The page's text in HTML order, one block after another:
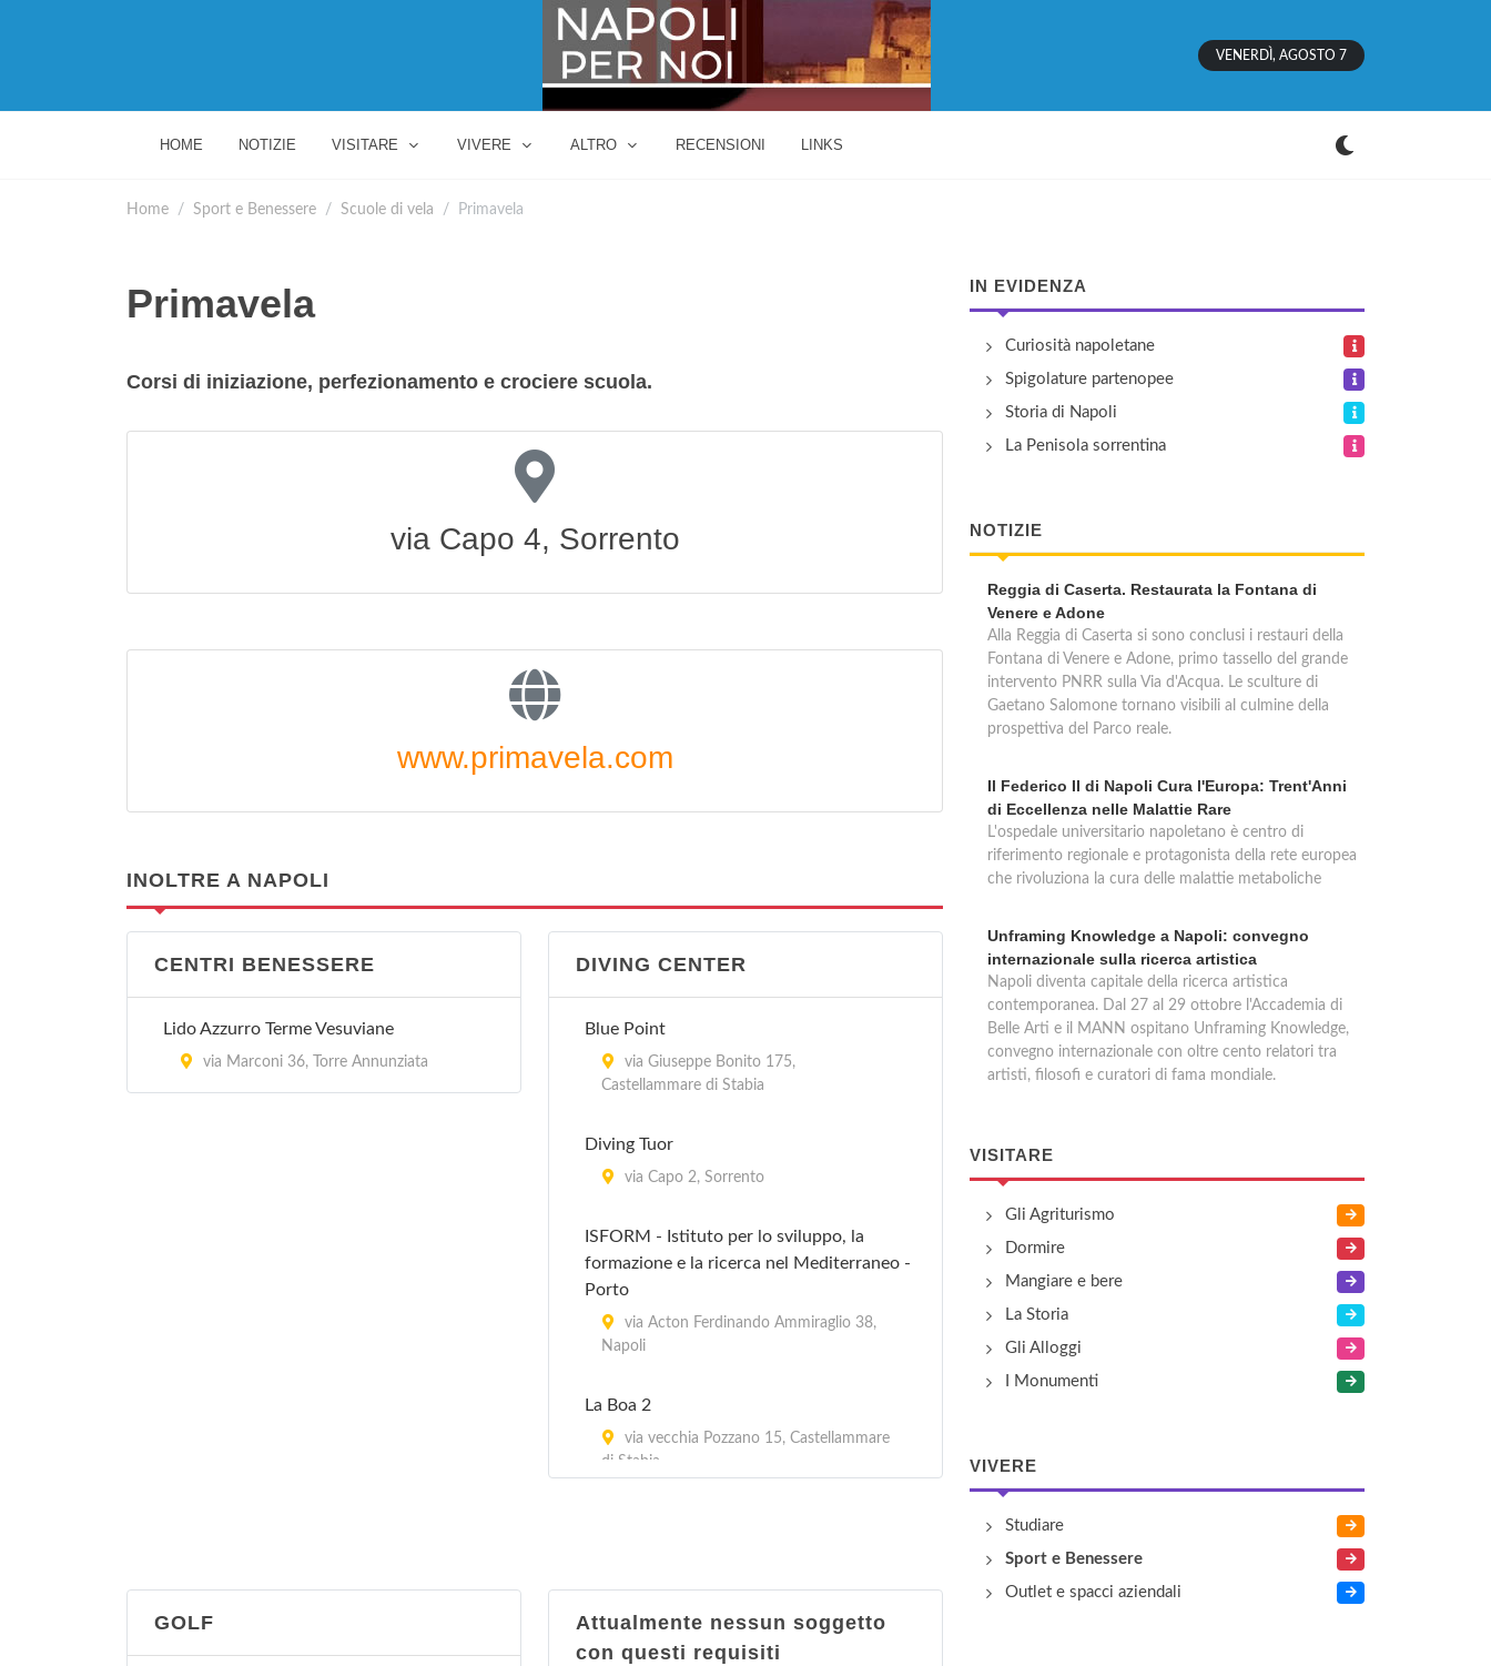
VENERDÌ, AGOSTO 7
HOME NOTIZIE VISITARE VIVERE ALTRO RECENSIONI LINKS
Home Sport e Benessere Scuole di vela Primavela
Primavela
Corsi di iniziazione, perfezionamento e crociere scuola.
via Capo 4, Sorrento
www.primavela.com
INOLTRE A NAPOLI
CENTRI BENESSERE
Lido Azzurro Terme Vesuviane
via Marconi 36, Torre Annunziata
DIVING CENTER
Blue Point
via Giuseppe Bonito 175,
Castellammare di Stabia
Diving Tuor
via Capo 2, Sorrento
ISFORM - Istituto per lo sviluppo, la
formazione e la ricerca nel Mediterraneo -
Porto
via Acton Ferdinando Ammiraglio 38,
Napoli
La Boa 2
via vecchia Pozzano 15, Castellammare
di Stabia
Sesto Continente
via Giuseppe Bonito 211,
GOLF
Attualmente nessun soggetto
con questi requisiti
IN EVIDENZA
Curiosità napoletane
Spigolature partenopee
Storia di Napoli
La Penisola sorrentina
NOTIZIE
Reggia di Caserta. Restaurata la Fontana di
Venere e Adone
Alla Reggia di Caserta si sono conclusi i restauri della
Fontana di Venere e Adone, primo tassello del grande
intervento PNRR sulla Via d'Acqua. Le sculture di
Gaetano Salomone tornano visibili al culmine della
prospettiva del Parco reale.
Il Federico II di Napoli Cura l'Europa: Trent'Anni
di Eccellenza nelle Malattie Rare
L'ospedale universitario napoletano è centro di
riferimento regionale e protagonista della rete europea
che rivoluziona la cura delle malattie metaboliche
Unframing Knowledge a Napoli: convegno
internazionale sulla ricerca artistica
Napoli diventa capitale della ricerca artistica
contemporanea. Dal 27 al 29 ottobre l'Accademia di
Belle Arti e il MANN ospitano Unframing Knowledge,
convegno internazionale con oltre cento relatori tra
artisti, filosofi e curatori di fama mondiale.
VISITARE
Gli Agriturismo
Dormire
Mangiare e bere
La Storia
Gli Alloggi
I Monumenti
VIVERE
Studiare
Sport e Benessere
Outlet e spacci aziendali